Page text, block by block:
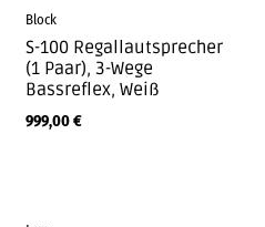
Block
S-100 Regallautsprecher
(1 Paar), 3-Wege
Bassreflex, Weiß
999,00€